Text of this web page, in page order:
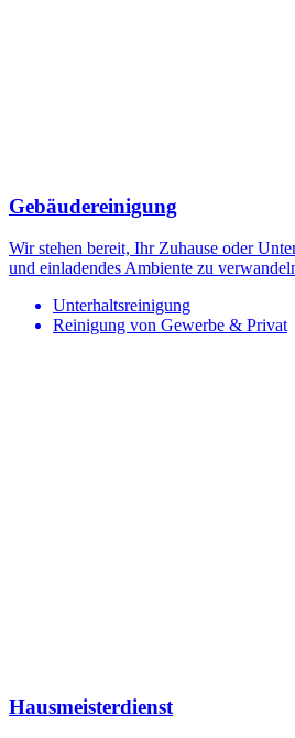
Gebäudereinigung
Wir stehen bereit, Ihr Zuhause oder
und einladendes Ambiente zu
Unterhaltsreinigung
Reinigung von Gewerbe & Privat
Hausmeisterdienst